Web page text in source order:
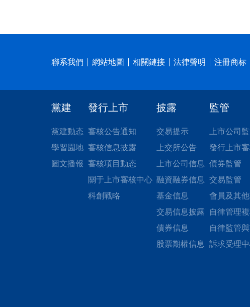
聯系我們 網站地圖 相關鏈接 法律聲明 注冊商标
黨建
黨建動态
學習園地
圖文播報
發行上市
審核公告通知
審核信息披露
審核項目動态
關于上市審核中心
科創戰略
披露
交易提示
上交所公告
上市公司信息
融資融券信息
基金信息
交易信息披露
債券信息
股票期權信息
監管
上市公司
發行上市
債券監管
交易監管
會員及其
自律管理
自律監管
訴求受理